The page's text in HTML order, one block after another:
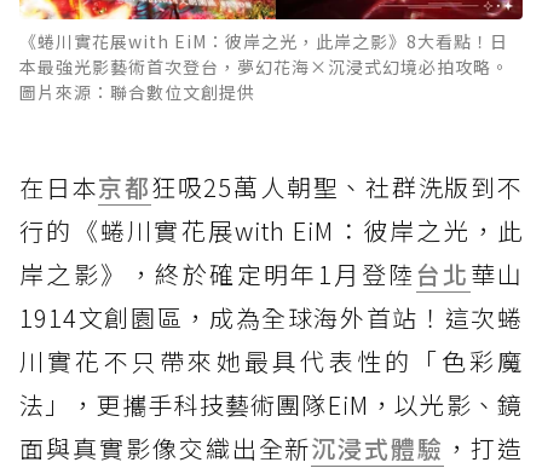
《蜷川實花展with EiM：彼岸之光，此岸之影》8大看點！日
本最強光影藝術首次登台，夢幻花海×沉浸式幻境必拍攻略。
圖片來源：聯合數位文創提供
在日本京都狂吸25萬人朝聖、社群洗版到不
行的《蜷川實花展with EiM：彼岸之光，此
岸之影》，終於確定明年1月登陸台北華山
1914文創園區，成為全球海外首站！這次蜷
川實花不只帶來她最具代表性的「色彩魔
法」，更攜手科技藝術團隊EiM，以光影、鏡
面與真實影像交織出全新沉浸式體驗 ，打造